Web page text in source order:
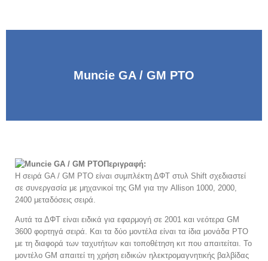
Muncie GA / GM PTO
Περιγραφή:
Η σειρά GA / GM PTO είναι συμπλέκτη ΔΦΤ στυλ Shift σχεδιαστεί
σε συνεργασία με μηχανικοί της GM για την Allison 1000, 2000,
2400 μεταδόσεις σειρά.
Αυτά τα ΔΦΤ είναι ειδικά για εφαρμογή σε 2001 και νεότερα GM
3600 φορτηγά σειρά. Και τα δύο μοντέλα είναι τα ίδια μονάδα PTO
με τη διαφορά των ταχυτήτων και τοποθέτηση κιτ που απαιτείται. Το
μοντέλο GM απαιτεί τη χρήση ειδικών ηλεκτρομαγνητικής βαλβίδας